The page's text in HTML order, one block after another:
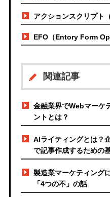
アクションスクリプト
EFO（Entory Form
関連記事
金融業界でWebマーケ
ントとは？
AIライティングとは？
で記事作成するための
製造業マーケティング
「4つの不」の話